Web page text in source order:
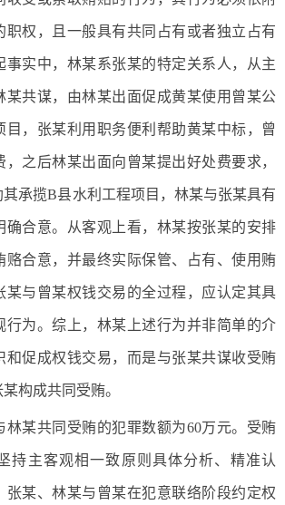
职权，且一般具有共同占有或者独立占有
事实中，林某系张某的特定关系人，从主
某共谋，由林某出面促成黄某使用曾某公
目，张某利用职务便利帮助黄某中标，曾
，之后林某出面向曾某提出好处费要求，
承揽B县水利工程项目，林某与张某具有
确合意。从客观上看，林某按张某的安排
赂合意，并最终实际保管、占有、使用贿
某与曾某权钱交易的全过程，应认定其具
行为。综上，林某上述行为并非简单的介
和促成权钱交易，而是与张某共谋收受贿
构成共同受贿。
某共同受贿的犯罪数额为60万元。受贿
持主客观相一致原则具体分析、精准认
张某、林某与曾某在犯意联络阶段约定权